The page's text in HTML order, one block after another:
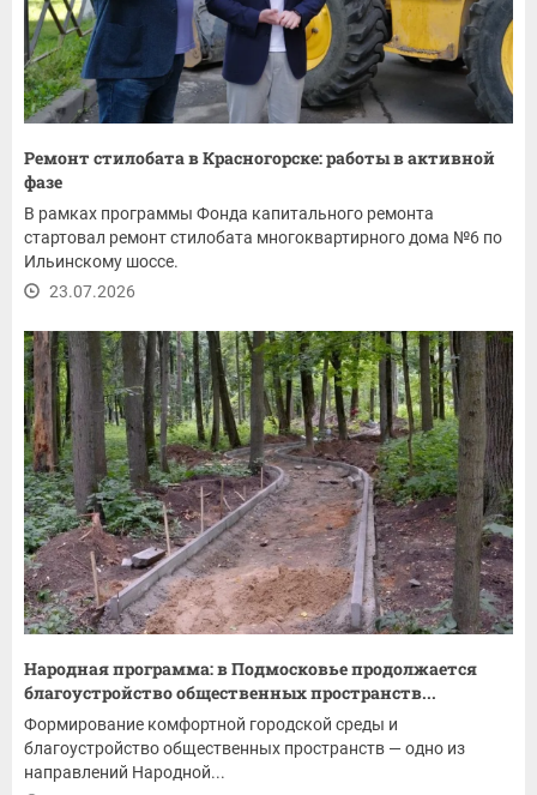
Ремонт стилобата в Красногорске: работы в активной
фазе
В рамках программы Фонда капитального ремонта
стартовал ремонт стилобата многоквартирного дома №6 по
Ильинскому шоссе.
23.07.2026
Народная программа: в Подмосковье продолжается
благоустройство общественных пространств...
Формирование комфортной городской среды и
благоустройство общественных пространств — одно из
направлений Народной...